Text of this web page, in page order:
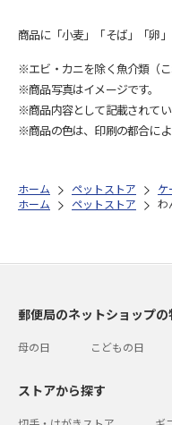
商品に「小麦」「そば」「卵
※エビ・カニを除く魚介類（
※商品写真はイメージです。
※商品内容として記載されて
※商品の色は、印刷の都合によ
ホーム ペットストア ケ
ホーム
ペットストア わ
郵便局のネットショップ
母の日 こどもの日
ストアから探す